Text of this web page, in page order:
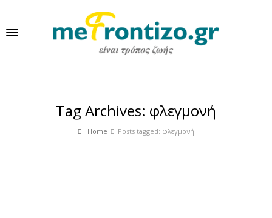
Tag Archives: φλεγμονή
Home Posts tagged: φλεγμονή